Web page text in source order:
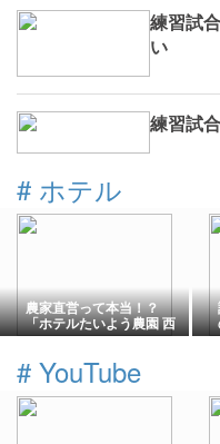
練習試
い
練習試
# ホテル
農家直営って本当！？
「ホテルたいよう農園 西
条」の魅力を徹底調査！
適大浴場でコスパ最強の
滞在体験を〓
# YouTube